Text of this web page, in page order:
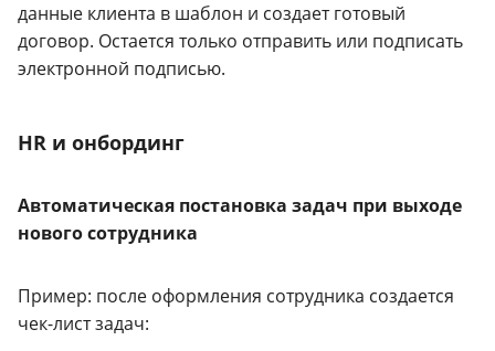
данные клиента в шаблон и создает готовый
договор. Остается только отправить или подписать
электронной подписью.
HR и онбординг
Автоматическая постановка задач при выходе
нового сотрудника
Пример: после оформления сотрудника создается
чек-лист задач: